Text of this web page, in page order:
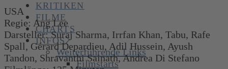
KRITIKEN
FILME
CHARTS
INFOS
Weiterführende Links
Filmstarts
USA
Regie: Ang Lee
Darsteller: Suraj Sharma, Irrfan Khan, Tabu, Rafe
Spall, Gérard Depardieu, Adil Hussein, Ayush
Tandon, Shravanthi Sainath, Andrea Di Stefano